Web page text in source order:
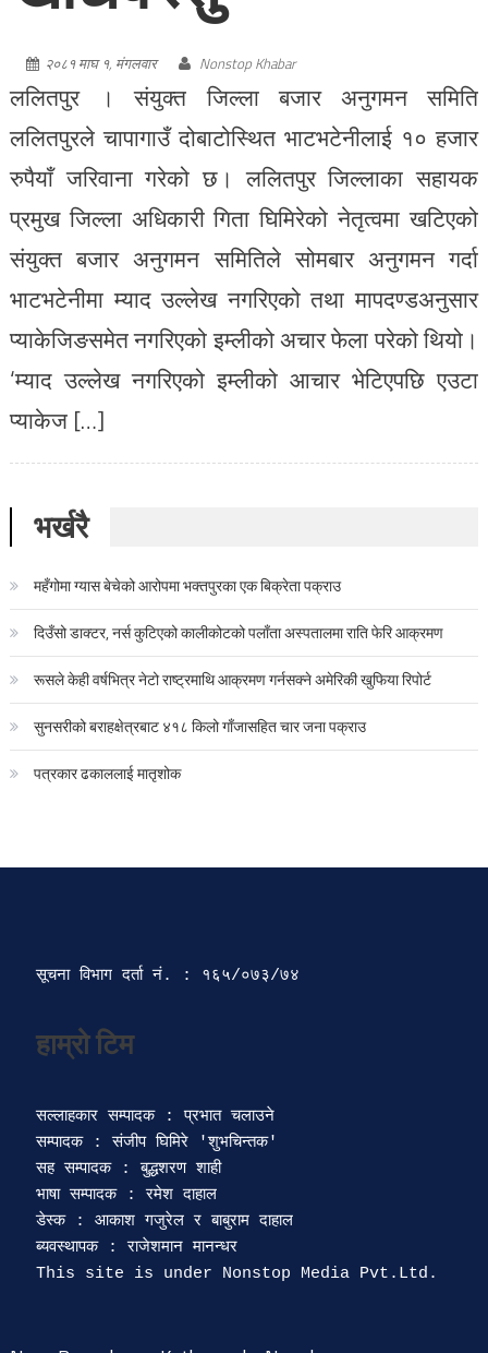
२०८१ माघ १, मंगलवार Nonstop Khabar
ललितपुर । संयुक्त जिल्ला बजार अनुगमन समिति
ललितपुरले चापागाउँ दोबाटोस्थित भाटभटेनीलाई १० हजार
रुपैयाँ जरिवाना गरेको छ। ललितपुर जिल्लाका सहायक
प्रमुख जिल्ला अधिकारी गिता घिमिरेको नेतृत्वमा खटिएको
संयुक्त बजार अनुगमन समितिले सोमबार अनुगमन गर्दा
भाटभटेनीमा म्याद उल्लेख नगरिएको तथा मापदण्डअनुसार
प्याकेजिङसमेत नगरिएको इम्लीको अचार फेला परेको थियो।
‘म्याद उल्लेख नगरिएको इम्लीको आचार भेटिएपछि एउटा
प्याकेज […]
भर्खरै
महँगोमा ग्यास बेचेको आरोपमा भक्तपुरका एक बिक्रेता पक्राउ
दिउँसो डाक्टर, नर्स कुटिएको कालीकोटको पलाँता अस्पतालमा राति फेरि आक्रमण
रूसले केही वर्षभित्र नेटो राष्ट्रमाथि आक्रमण गर्नसक्ने अमेरिकी खुफिया रिपोर्ट
सुनसरीको बराहक्षेत्रबाट ४१८ किलो गाँजासहित चार जना पक्राउ
पत्रकार ढकाललाई मातृशोक
सूचना विभाग दर्ता‍ नं. : १६५/०७३/७४
हाम्रो टिम
सल्लाहकार सम्पादक : प्रभात चलाउने
सम्पादक : संजीप घिमिरे 'शुभचिन्तक'
सह सम्पादक : बुद्धशरण शाही
भाषा सम्पादक : रमेश दाहाल
डेस्क : आकाश गजुरेल र बाबुराम दाहाल
ब्यवस्थापक : राजेशमान मानन्धर